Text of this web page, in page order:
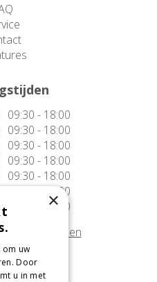
09:30 - 18:00
09:30 - 18:00
09:30 - 18:00
09:30 - 18:00
09:30 - 18:00
09:30 - 17:00
10:00 - 17:00
tonen
×
om uw
Door
u in met